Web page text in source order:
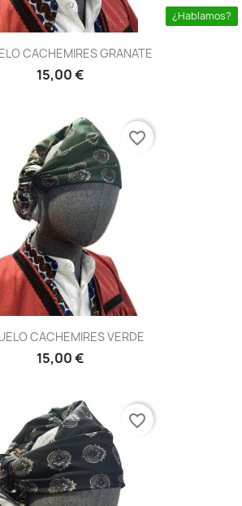
CACHEMIRES GRANATE
15,00 €
CACHEMIRES VERDE
15,00 €
favorite_border
favorite_border
¿Hablamos?